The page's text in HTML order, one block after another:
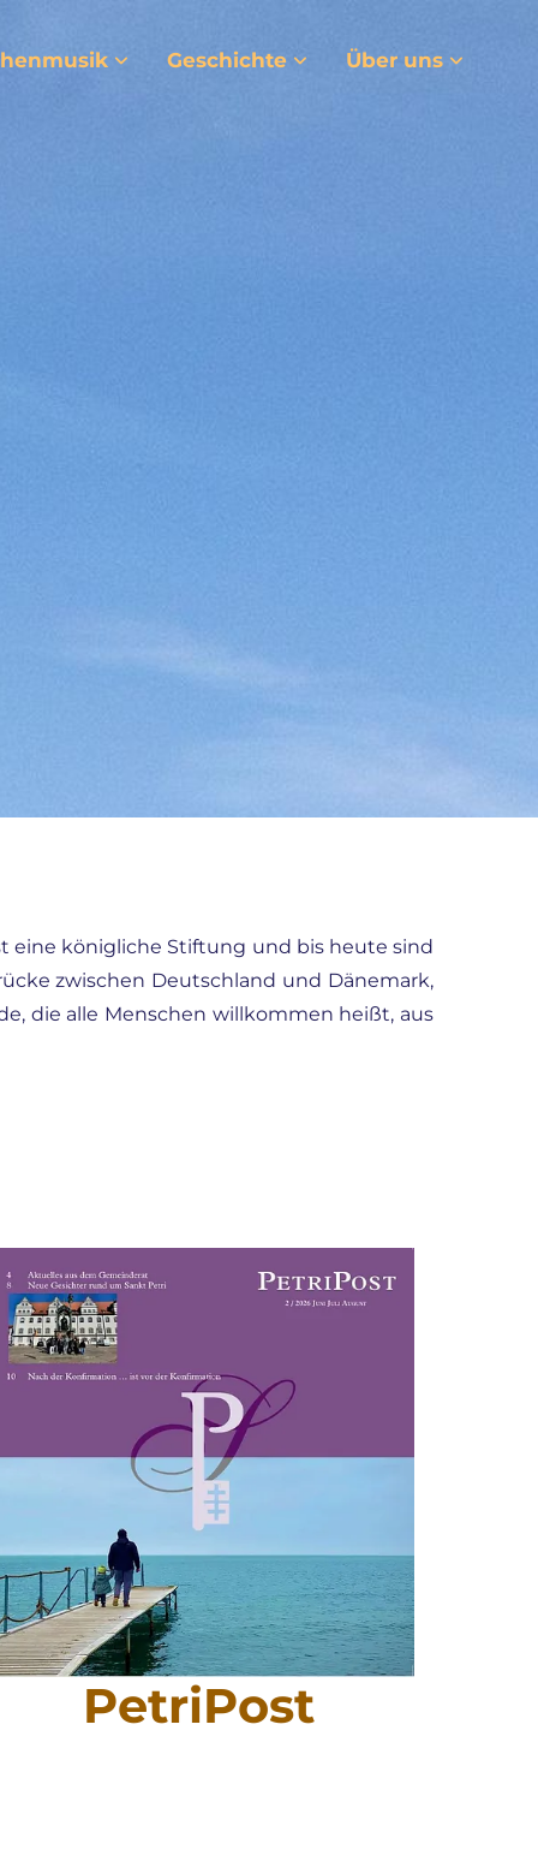
Geschichte Über uns
eine königliche Stiftung und bis heute sind
zwischen Deutschland und Dänemark,
die alle Menschen willkommen heißt, aus
PetriPost